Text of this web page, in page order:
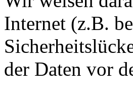
Internet (z.B.
der Daten vor